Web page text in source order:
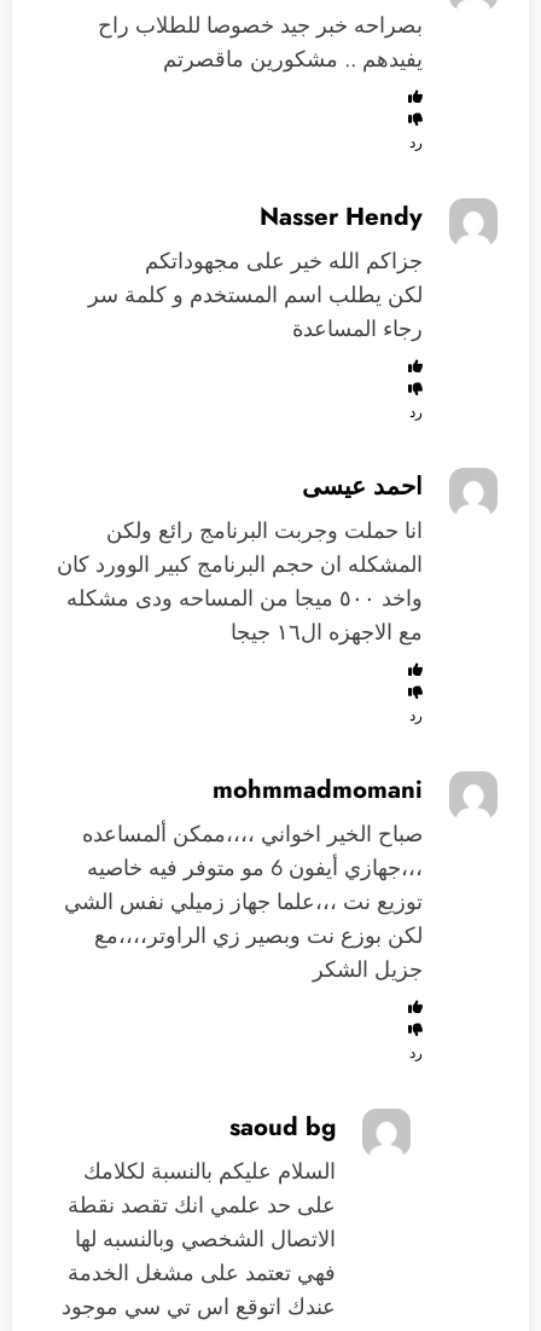
بصراحه خبر جيد خصوصا للطلاب راح
يفيدهم .. مشكورين ماقصرتم
رد
Nasser Hendy
جزاكم الله خير على مجهوداتكم
لكن يطلب اسم المستخدم و كلمة سر
رجاء المساعدة
رد
احمد عيسى
انا حملت وجربت البرنامج رائع ولكن
المشكله ان حجم البرنامج كبير الوورد كان
واخد ٥٠٠ ميجا من المساحه ودى مشكله
مع الاجهزه ال١٦ جيجا
رد
mohmmadmomani
صباح الخير اخواني ،،،،ممكن ألمساعده
،،،جهازي أيفون 6 مو متوفر فيه خاصيه
توزيع نت ،،،علما جهاز زميلي نفس الشي
لكن بوزع نت وبصير زي الراوتر،،،،مع
جزيل الشكر
رد
saoud bg
السلام عليكم بالنسبة لكلامك
على حد علمي انك تقصد نقطة
الاتصال الشخصي وبالنسبه لها
فهي تعتمد على مشغل الخدمة
عندك اتوقع اس تي سي موجود